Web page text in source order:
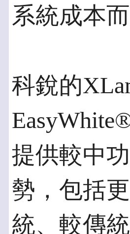
系統成本
科銳的
提供較中
勢，包括
統、較傳